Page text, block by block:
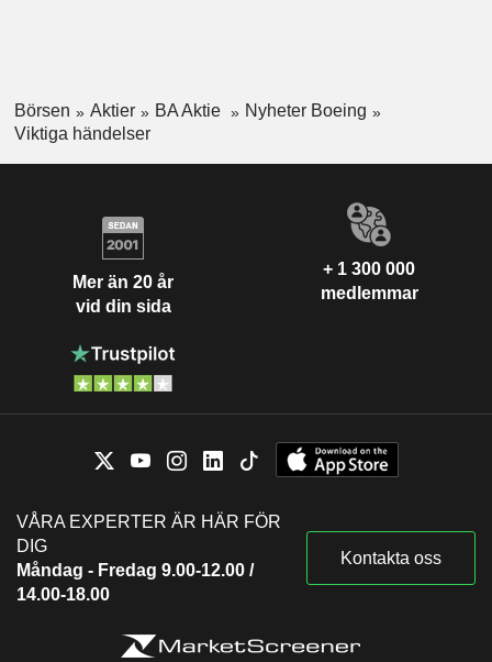
Börsen Aktier BA Aktie
Nyheter Boeing
Viktiga händelser
Mer än 20 år
vid din sida
+ 1 300 000
medlemmar
VÅRA EXPERTER ÄR HÄR FÖR
DIG
Måndag - Fredag 9.00-12.00 /
14.00-18.00
Kontakta oss